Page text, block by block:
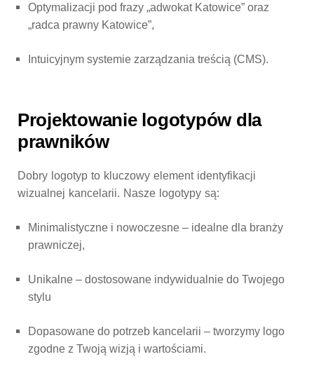
Optymalizacji pod frazy „adwokat Katowice” oraz
„radca prawny Katowice”,
Intuicyjnym systemie zarządzania treścią (CMS).
Projektowanie logotypów dla
prawników
Dobry logotyp to kluczowy element identyfikacji
wizualnej kancelarii. Nasze logotypy są:
Minimalistyczne i nowoczesne – idealne dla branży
prawniczej,
Unikalne – dostosowane indywidualnie do Twojego
stylu
Dopasowane do potrzeb kancelarii – tworzymy logo
zgodne z Twoją wizją i wartościami.